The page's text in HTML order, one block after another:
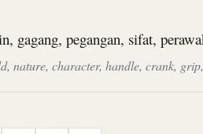
gagang, pegangan, sifat,
nature, character, handle, crank,